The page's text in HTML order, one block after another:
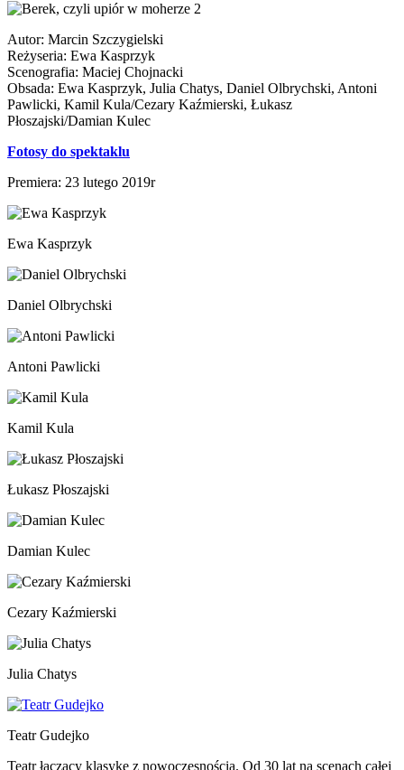
Autor: Marcin Szczygielski
Reżyseria: Ewa Kasprzyk
Scenografia: Maciej Chojnacki
Obsada: Ewa Kasprzyk, Julia Chatys, Daniel Olbrychski, Antoni
Pawlicki, Kamil Kula/Cezary Kaźmierski, Łukasz
Płoszajski/Damian Kulec
Fotosy do spektaklu
Premiera: 23 lutego 2019r
Ewa Kasprzyk
Daniel Olbrychski
Antoni Pawlicki
Kamil Kula
Łukasz Płoszajski
Damian Kulec
Cezary Kaźmierski
Julia Chatys
Teatr Gudejko
Teatr łączący klasykę z nowoczesnością. Od 30 lat na scenach całej